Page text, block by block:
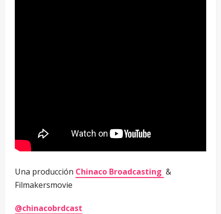
Una producción Chinaco Broadcasting &
Filmakersmovie
@chinacobrdcast